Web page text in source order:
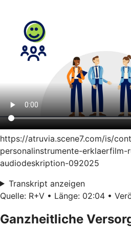
https://atruvia.scene7.com/is/
personalinstrumente-
audiodeskription-092025
Transkript anzeigen
Quelle: R+V • Länge: 02:04 •
Ganzheitliche